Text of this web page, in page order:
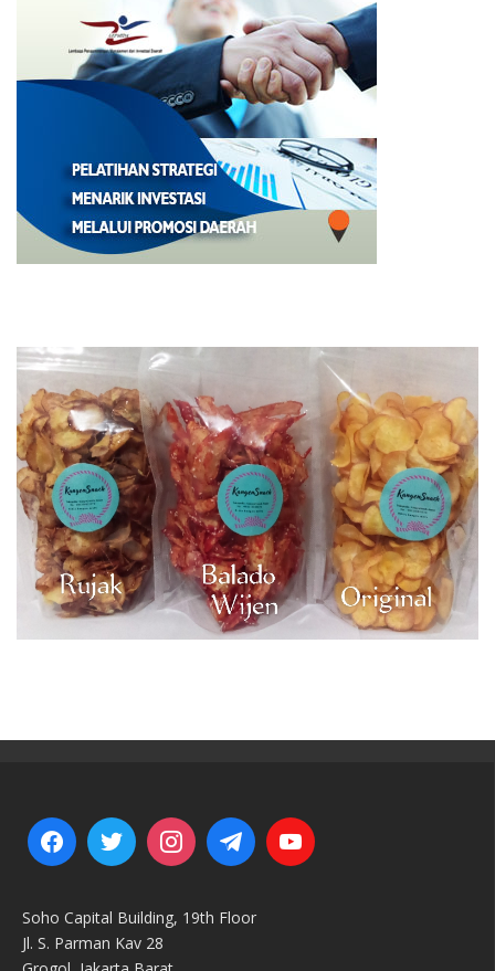
Soho Capital Building, 19th Floor
Jl. S. Parman Kav 28